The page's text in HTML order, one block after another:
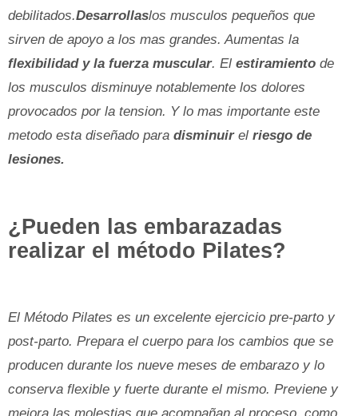
debilitados.Desarrollaslos musculos pequeños que
sirven de apoyo a los mas grandes. Aumentas la
flexibilidad y la fuerza muscular. El estiramiento de
los musculos disminuye notablemente los dolores
provocados por la tension. Y lo mas importante este
metodo esta diseñado para disminuirel riesgo de
lesiones.
¿Pueden las embarazadas
realizar el método Pilates?
El Método Pilates es un excelente ejercicio pre-parto y
post-parto. Prepara el cuerpo para los cambios que se
producen durante los nueve meses de embarazo y lo
conserva flexible y fuerte durante el mismo. Previene y